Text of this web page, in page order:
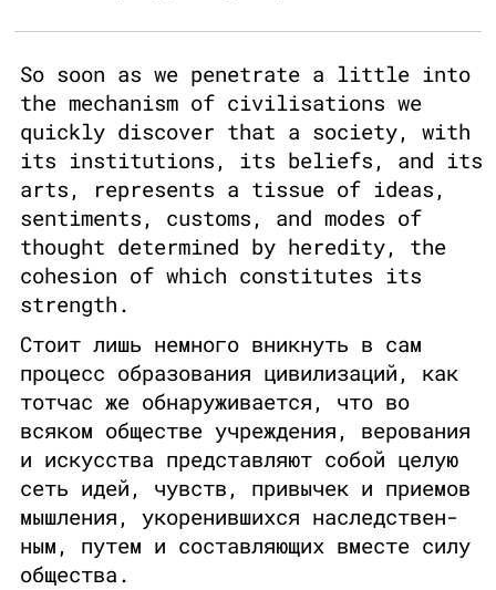
So soon as we penetrate a little into
the mechanism of civilisations we
quickly discover that a society, with
its institutions, its beliefs, and its
arts, represents a tissue of ideas,
sentiments, customs, and modes of
thought determined by heredity, the
cohesion of which constitutes its
strength.
Стоит лишь немного вникнуть в сам
процесс образования цивилизаций, как
тотчас же обнаруживается, что во
всяком обществе учреждения, верования
и искусства представляют собой целую
сеть идей, чувств, привычек и приемов
мышления, укоренившихся наследствен-
ным, путем и составляющих вместе силу
общества.